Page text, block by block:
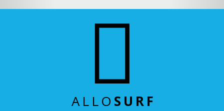
ALLO SURF